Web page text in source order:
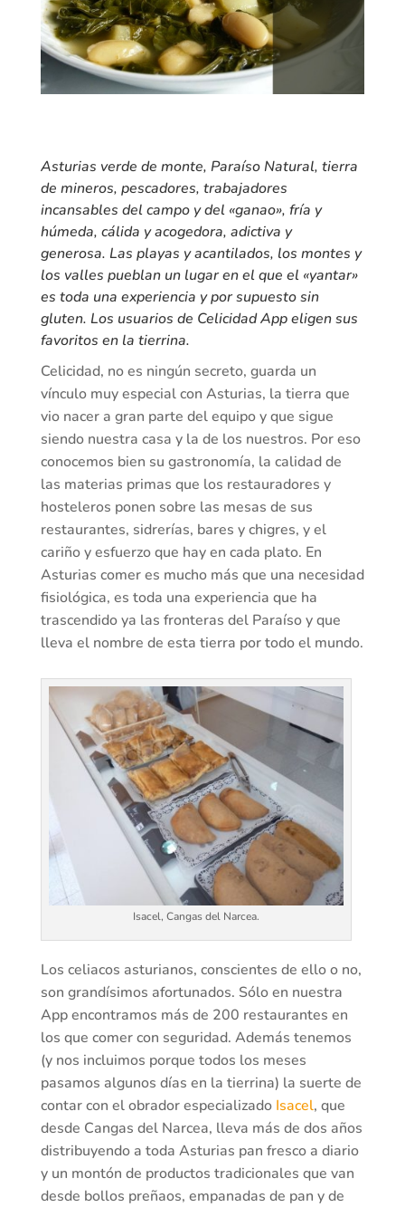
Asturias verde de monte, Paraíso Natural, tierra
de mineros, pescadores, trabajadores
incansables del campo y del «ganao», fría y
húmeda, cálida y acogedora, adictiva y
generosa. Las playas y acantilados, los montes y
los valles pueblan un lugar en el que el «yantar»
es toda una experiencia y por supuesto sin
gluten. Los usuarios de Celicidad App eligen sus
favoritos en la tierrina.
Celicidad, no es ningún secreto, guarda un
vínculo muy especial con Asturias, la tierra que
vio nacer a gran parte del equipo y que sigue
siendo nuestra casa y la de los nuestros. Por eso
conocemos bien su gastronomía, la calidad de
las materias primas que los restauradores y
hosteleros ponen sobre las mesas de sus
restaurantes, sidrerías, bares y chigres, y el
cariño y esfuerzo que hay en cada plato. En
Asturias comer es mucho más que una necesidad
fisiológica, es toda una experiencia que ha
trascendido ya las fronteras del Paraíso y que
lleva el nombre de esta tierra por todo el mundo.
Isacel, Cangas del Narcea.
Los celiacos asturianos, conscientes de ello o no,
son grandísimos afortunados. Sólo en nuestra
App encontramos más de 200 restaurantes en
los que comer con seguridad. Además tenemos
(y nos incluimos porque todos los meses
pasamos algunos días en la tierrina) la suerte de
contar con el obrador especializado Isacel, que
desde Cangas del Narcea, lleva más de dos años
distribuyendo a toda Asturias pan fresco a diario
y un montón de productos tradicionales que van
desde bollos preñaos, empanadas de pan y de